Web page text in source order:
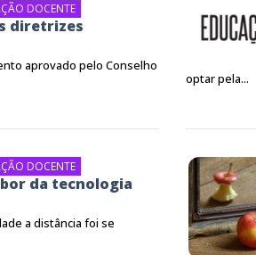
DOCENTE
diretrizes
aprovado pelo Conselho
optar pela...
DOCENTE
da tecnologia
a distância foi se